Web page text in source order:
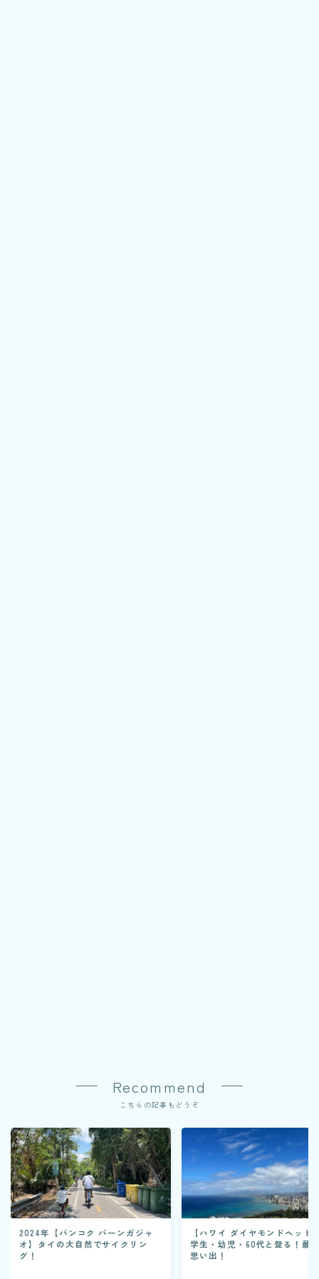
Recommend
こちらの記事もどうぞ
2024年【バンコク バーンガジャ
オ】タイの大自然でサイクリン
グ！
【ハワイ ダイヤモンドヘッド
学生・幼児・60代と登る！最
思い出！